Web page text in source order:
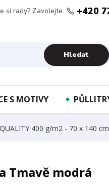
Hledat
si rady? Zavolejte. +420
S MOTIVY
400 g/m2 - 70 x 140
Tmavě modrá